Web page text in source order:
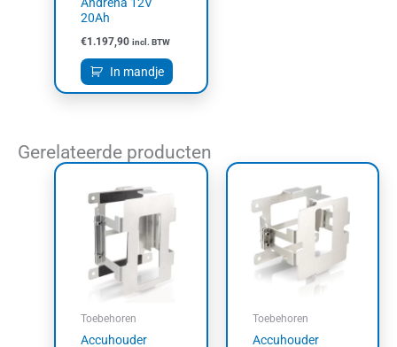
Andrena 12V
20Ah
€1.197,90 incl. BTW
In mandje
Gerelateerde producten
Toebehoren
Accuhouder
Toebehoren
Accuhouder